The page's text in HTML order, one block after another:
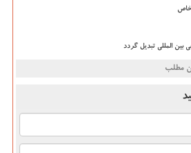
خاص
بین المللی تبدیل گردد
مطلب